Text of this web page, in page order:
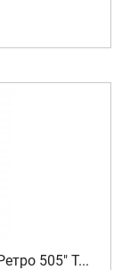
505" Т...